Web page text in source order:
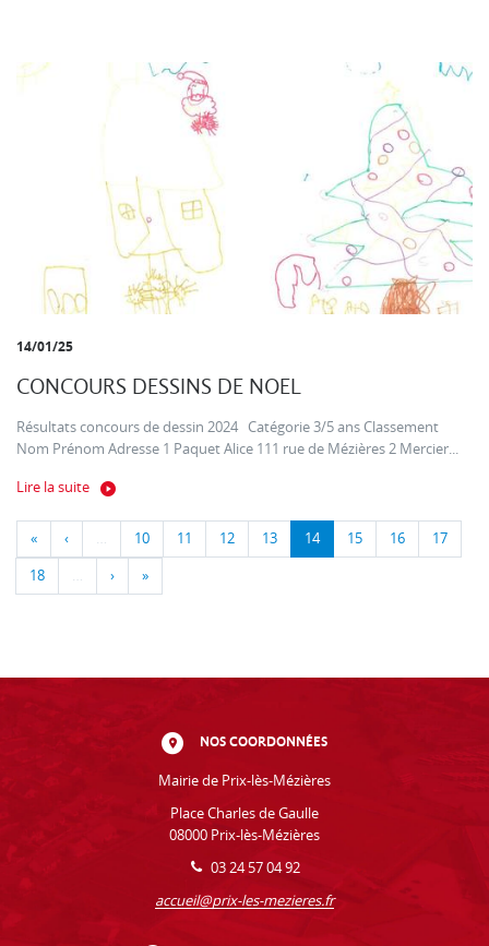
14/01/25
CONCOURS DESSINS DE NOEL
Résultats concours de dessin 2024 Catégorie 3/5 ans Classement
Nom Prénom Adresse 1 Paquet Alice 111 rue de Mézières 2 Mercier...
Lire la suite
« ‹ … 10 11 12 13 14 15 16 17
18 … › »
NOS COORDONNÉES
Mairie de Prix-lès-Mézières
Place Charles de Gaulle
08000 Prix-lès-Mézières
03 24 57 04 92
accueil@prix-les-mezieres.fr